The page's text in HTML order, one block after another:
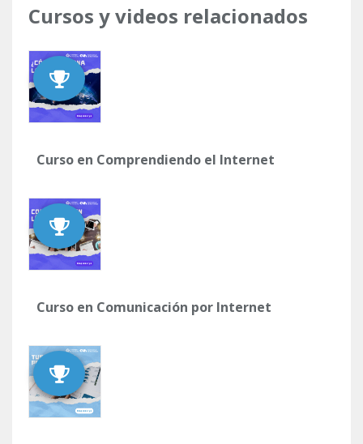
Cursos y videos relacionados
Curso en Comprendiendo el Internet
Curso en Comunicación por Internet